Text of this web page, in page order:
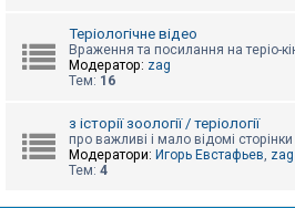
Теріологічне відео
Враження та посилання на теріо-
Модератор: zag
Тем: 16
з історії зоології / теріології
про важливі і мало відомі сторінки
Модератори: Игорь Евстафьев, zag
Тем: 4